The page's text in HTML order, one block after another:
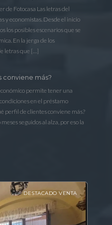
de Fotocasa Las letras del
y economistas. Desde el inicio
los posibles escenarios que se
En la jerga de los
letras que […]
conviene más?
permite tener una
en el préstamo
perfil de clientes conviene más?
seguidos al alza, por eso la
DESTACADO VENTA